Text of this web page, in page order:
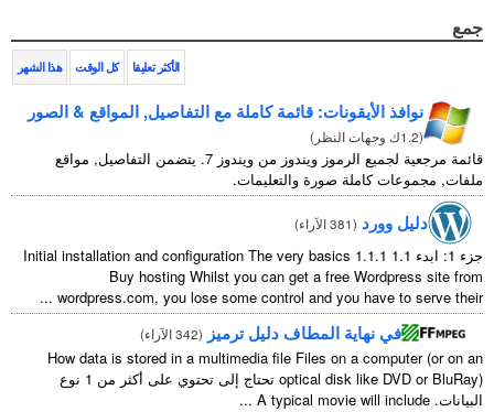
جمع
هذا الشهر كل الوقت الأكثر تعليقا
نوافذ الأيقونات: قائمة كاملة مع التفاصيل, المواقع & الصور
(1.2ك وجهات النظر )
قائمة مرجعية لجميع الرموز ويندوز من ويندوز 7. يتضمن التفاصيل, مواقع
ملفات, مجموعات كاملة صورة والتعليمات.
دليل وورد (381 الآراء )
جزء 1: ابدء 1.1 Initial installation and configuration The very basics 1.1.1
Buy hosting Whilst you can get a free Wordpress site from
wordpress.com, you lose some control and you have to serve their
...
في نهاية المطاف دليل ترميز (342 الآراء )
How data is stored in a multimedia file Files on a computer(or on an
optical disk like DVD or BluRay
) تحتاج إلى تحتوي على أكثر من 1 نوع
البيانات. A typical movie will include
...